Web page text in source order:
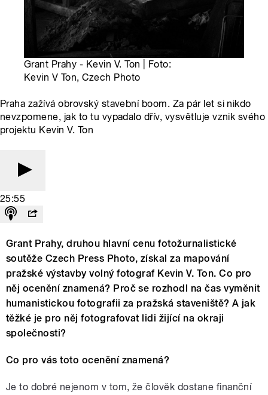
Grant Prahy - Kevin V. Ton | Foto:
Kevin V Ton, Czech Photo
Praha zažívá obrovský stavební boom. Za pár let si nikdo
nevzpomene, jak to tu vypadalo dřív, vysvětluje vznik svého
projektu Kevin V. Ton
25:55
Grant Prahy, druhou hlavní cenu fotožurnalistické
soutěže Czech Press Photo, získal za mapování
pražské výstavby volný fotograf Kevin V. Ton. Co pro
něj ocenění znamená? Proč se rozhodl na čas vyměnit
humanistickou fotografii za pražská staveniště? A jak
těžké je pro něj fotografovat lidi žijící na okraji
společnosti?
Co pro vás toto ocenění znamená?
Je to dobré nejenom v tom, že člověk dostane finanční